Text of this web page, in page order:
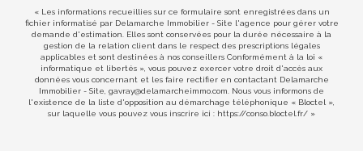
« Les informations recueillies sur ce formulaire sont enregistrées dans un
fichier informatisé par Delamarche Immobilier - Site l'agence pour gérer votre
demande d'estimation. Elles sont conservées pour la durée nécessaire à la
gestion de la relation client dans le respect des prescriptions légales
applicables et sont destinées à nos conseillers Conformément à la loi «
informatique et libertés », vous pouvez exercer votre droit d'accès aux
données vous concernant et les faire rectifier en contactant Delamarche
Immobilier - Site, gavray@delamarcheimmo.com. Nous vous informons de
l'existence de la liste d'opposition au démarchage téléphonique « Bloctel »,
sur laquelle vous pouvez vous inscrire ici : https://conso.bloctel.fr/ »